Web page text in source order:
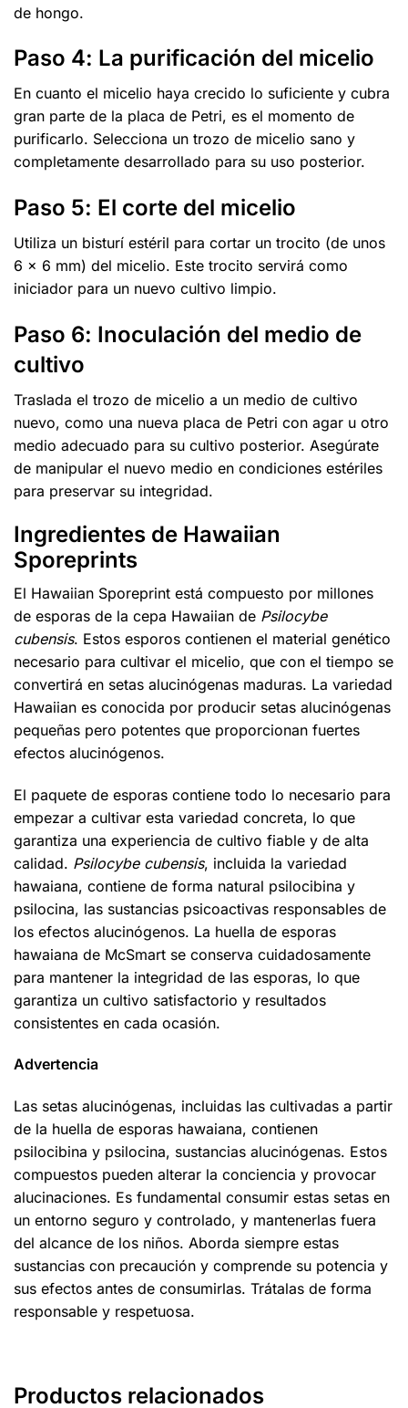
de hongo.
Paso 4: La purificación del micelio
En cuanto el micelio haya crecido lo suficiente y cubra
gran parte de la placa de Petri, es el momento de
purificarlo. Selecciona un trozo de micelio sano y
completamente desarrollado para su uso posterior.
Paso 5: El corte del micelio
Utiliza un bisturí estéril para cortar un trocito (de unos
6 x 6 mm) del micelio. Este trocito servirá como
iniciador para un nuevo cultivo limpio.
Paso 6: Inoculación del medio de
cultivo
Traslada el trozo de micelio a un medio de cultivo
nuevo, como una nueva placa de Petri con agar u otro
medio adecuado para su cultivo posterior. Asegúrate
de manipular el nuevo medio en condiciones estériles
para preservar su integridad.
Ingredientes de Hawaiian
Sporeprints
El Hawaiian Sporeprint está compuesto por millones
de esporas de la cepa Hawaiian de Psilocybe
cubensis. Estos esporos contienen el material genético
necesario para cultivar el micelio, que con el tiempo se
convertirá en setas alucinógenas maduras. La variedad
Hawaiian es conocida por producir setas alucinógenas
pequeñas pero potentes que proporcionan fuertes
efectos alucinógenos.
El paquete de esporas contiene todo lo necesario para
empezar a cultivar esta variedad concreta, lo que
garantiza una experiencia de cultivo fiable y de alta
calidad. Psilocybe cubensis, incluida la variedad
hawaiana, contiene de forma natural psilocibina y
psilocina, las sustancias psicoactivas responsables de
los efectos alucinógenos. La huella de esporas
hawaiana de McSmart se conserva cuidadosamente
para mantener la integridad de las esporas, lo que
garantiza un cultivo satisfactorio y resultados
consistentes en cada ocasión.
Advertencia
Las setas alucinógenas, incluidas las cultivadas a partir
de la huella de esporas hawaiana, contienen
psilocibina y psilocina, sustancias alucinógenas. Estos
compuestos pueden alterar la conciencia y provocar
alucinaciones. Es fundamental consumir estas setas en
un entorno seguro y controlado, y mantenerlas fuera
del alcance de los niños. Aborda siempre estas
sustancias con precaución y comprende su potencia y
sus efectos antes de consumirlas. Trátalas de forma
responsable y respetuosa.
Productos relacionados